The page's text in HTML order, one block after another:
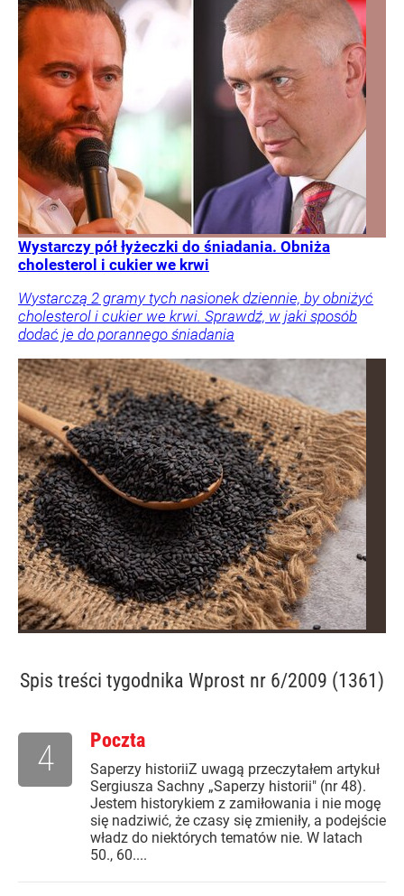
Wystarczy pół łyżeczki do śniadania. Obniża
cholesterol i cukier we krwi
Wystarczą 2 gramy tych nasionek dziennie, by obniżyć
cholesterol i cukier we krwi. Sprawdź, w jaki sposób
dodać je do porannego śniadania
Spis treści tygodnika Wprost nr 6/2009 (1361)
Poczta
Saperzy historiiZ uwagą przeczytałem artykuł
Sergiusza Sachny „Saperzy historii" (nr 48).
Jestem historykiem z zamiłowania i nie mogę
się nadziwić, że czasy się zmieniły, a podejście
władz do niektórych tematów nie. W latach
50., 60....
4